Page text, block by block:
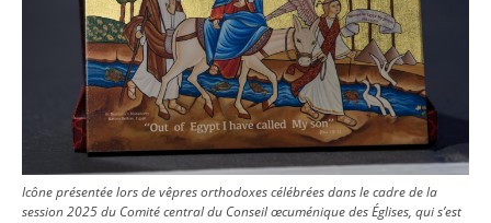
Icône présentée lors de vêpres orthodoxes célébrées dans le cadre de la
session 2025 du Comité central du Conseil œcuménique des Églises, qui s’est